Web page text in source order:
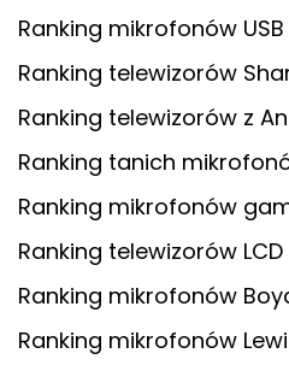
Ranking mikrofonów
Ranking telewizorów
Ranking telewizorów z
Ranking tanich
Ranking mikrofonów
Ranking telewizorów LCD
Ranking mikrofonów
Ranking mikrofonów